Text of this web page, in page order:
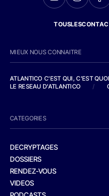
MIEUX NOUS CONNAITRE
ATLANTICO C'EST QUI, C'EST
LE RESEAU D'ATLANTICO
/
CATEGORIES
DECRYPTAGES
DOSSIERS
RENDEZ-VOUS
VIDEOS